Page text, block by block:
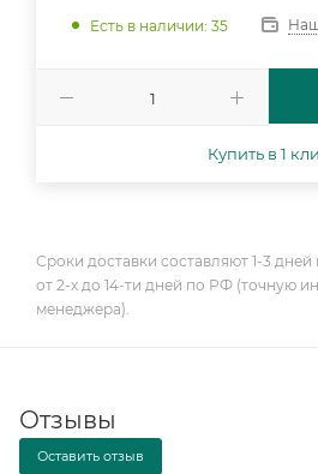
Есть в наличии: 35
Купить в 1
Сроки доставки составляют 1-3 дней
от 2-х до 14-ти дней по РФ (точную
менеджера).
Отзывы
Оставить отзыв